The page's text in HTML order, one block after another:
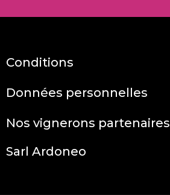
Conditions
Données personnelles
Nos vignerons partenaires
Sarl Ardoneo